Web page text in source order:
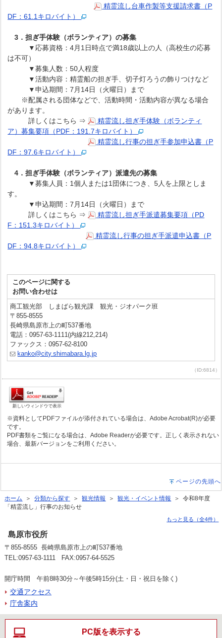
精霊流し台車作製等支援請求書（P
DF：61.1キロバイト）
3．担ぎ手体験（ボランティア）の募集
▼応募資格：4月1日時点で満18歳以上の人（高校生の応募
は不可）
▼募集人数：50人程度
▼活動内容：精霊船の担ぎ手、切子灯ろうの飾りつけなど
▼申込期間：7月14日（火曜日）まで
※配属される団体などで、活動時間・活動内容が異なる場合
があります。
詳しくはこちら ⇒
精霊流し担ぎ手体験（ボランティ
ア）募集要項（PDF：191.7キロバイト）
精霊流し行事の担ぎ手参加申込書（P
DF：97.6キロバイト）
4．担ぎ手体験（ボランティア）派遣先の募集
▼募集人員：1個人または1団体につき、5人を上限としま
す。
▼申込期間：7月14日（火曜日）まで
詳しくはこちら ⇒
精霊流し担ぎ手派遣募集要項（PD
F：151.3キロバイト）
精霊流し行事の担ぎ手派遣申込書（P
DF：94.8キロバイト）
このページに関する
お問い合わせは
商工観光部 しまばら観光課 観光・ジオパーク班
〒855-8555
長崎県島原市上の町537番地
電話：0957-63-1111(内線212,214)
ファックス：0957-62-8100
kanko@city.shimabara.lg.jp
（ID:6814）
新しいウィンドウで表示
※資料としてPDFファイルが添付されている場合は、Adobe Acrobat(R)が必要
です。
PDF書類をご覧になる場合は、Adobe Readerが必要です。正しく表示されない
場合、最新バージョンをご利用ください。
ページの先頭へ
ホーム ＞分類から探す ＞観光情報 ＞観光・イベント情報
＞ 令和8年度
「精霊流し」行事のお知らせ
もっと見る（全4件）
島原市役所
〒855-8555 長崎県島原市上の町537番地
TEL:0957-63-1111 FAX:0957-64-5525
開庁時間 午前8時30分～午後5時15分(土・日・祝日を除く)
交通アクセス
庁舎案内
PC版を表示する